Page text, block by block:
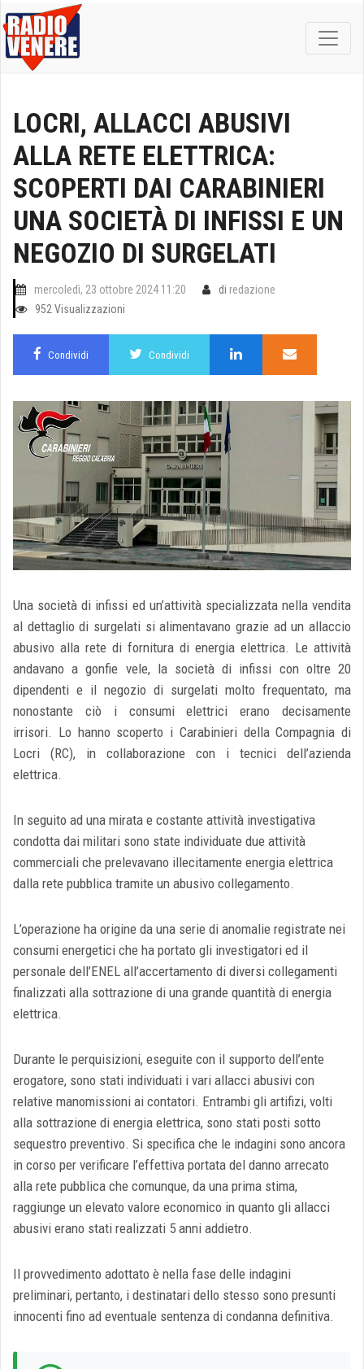
LOCRI, ALLACCI ABUSIVI
ALLA RETE ELETTRICA:
SCOPERTI DAI CARABINIERI
UNA SOCIETÀ DI INFISSI E UN
NEGOZIO DI SURGELATI
mercoledì, 23 ottobre 2024 11:20 di redazione
952 Visualizzazioni
Condividi Condividi
Una società di infissi ed un’attività specializzata nella vendita
al dettaglio di surgelati si alimentavano grazie ad un allaccio
abusivo alla rete di fornitura di energia elettrica. Le attività
andavano a gonfie vele, la società di infissi con oltre 20
dipendenti e il negozio di surgelati molto frequentato, ma
nonostante ciò i consumi elettrici erano decisamente
irrisori. Lo hanno scoperto i Carabinieri della Compagnia di
Locri (RC), in collaborazione con i tecnici dell’azienda
elettrica.
In seguito ad una mirata e costante attività investigativa
condotta dai militari sono state individuate due attività
commerciali che prelevavano illecitamente energia elettrica
dalla rete pubblica tramite un abusivo collegamento.
L’operazione ha origine da una serie di anomalie registrate nei
consumi energetici che ha portato gli investigatori ed il
personale dell’ENEL all’accertamento di diversi collegamenti
finalizzati alla sottrazione di una grande quantità di energia
elettrica.
Durante le perquisizioni, eseguite con il supporto dell’ente
erogatore, sono stati individuati i vari allacci abusivi con
relative manomissioni ai contatori. Entrambi gli artifizi, volti
alla sottrazione di energia elettrica, sono stati posti sotto
sequestro preventivo. Si specifica che le indagini sono ancora
in corso per verificare l’effettiva portata del danno arrecato
alla rete pubblica che comunque, da una prima stima,
raggiunge un elevato valore economico in quanto gli allacci
abusivi erano stati realizzati 5 anni addietro.
Il provvedimento adottato è nella fase delle indagini
preliminari, pertanto, i destinatari dello stesso sono presunti
innocenti fino ad eventuale sentenza di condanna definitiva.